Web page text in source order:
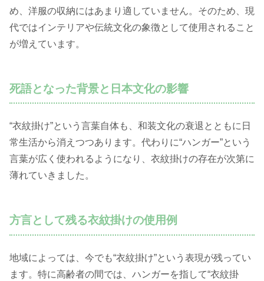
め、洋服の収納にはあまり適していません。そのため、現
代ではインテリアや伝統文化の象徴として使用されること
が増えています。
死語となった背景と日本文化の影響
“衣紋掛け”という言葉自体も、和装文化の衰退とともに日
常生活から消えつつあります。代わりに“ハンガー”という
言葉が広く使われるようになり、衣紋掛けの存在が次第に
薄れていきました。
方言として残る衣紋掛けの使用例
地域によっては、今でも“衣紋掛け”という表現が残ってい
ます。特に高齢者の間では、ハンガーを指して“衣紋掛